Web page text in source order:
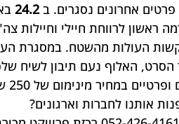
פרטים אחרונים נסגרים. ב 24.2
ראשון לרווחת חיילי וחיילות
העולות מהשטח. במסגרת
הסרט, האלוף נעם תיבון לשיח
אותנו לחברות וארגונים?